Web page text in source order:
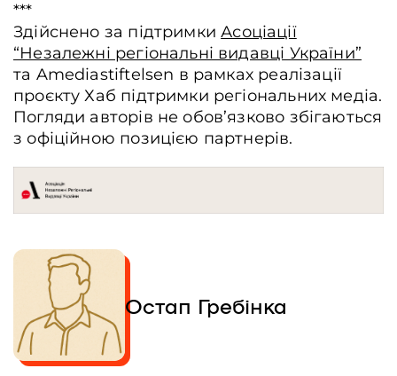
***
Здійснено за підтримкиАсоціації
“Незалежні регіональні видавці України”
та Amediastiftelsen в рамках реалізації
проєкту Хаб підтримки регіональних медіа.
Погляди авторів не обов’язково збігаються
з офіційною позицією партнерів.
Остап Гребінка